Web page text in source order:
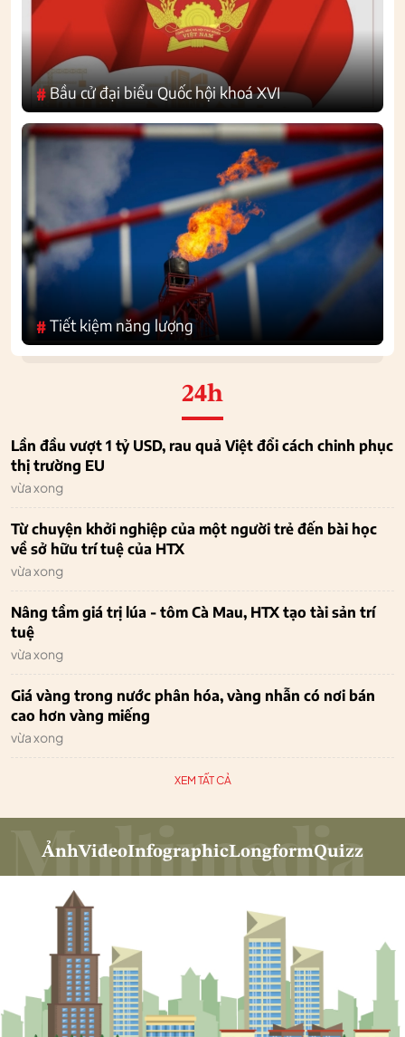
#Bầu cử đại biểu Quốc hội khoá XVI
#Tiết kiệm năng lượng
24h
Lần đầu vượt 1 tỷ USD, rau quả Việt đổi cách chinh phục
thị trường EU
vừa xong
Từ chuyện khởi nghiệp của một người trẻ đến bài học
về sở hữu trí tuệ của HTX
vừa xong
Nâng tầm giá trị lúa - tôm Cà Mau, HTX tạo tài sản trí
tuệ
vừa xong
Giá vàng trong nước phân hóa, vàng nhẫn có nơi bán
cao hơn vàng miếng
vừa xong
XEM TẤT CẢ
ẢnhVideoInfographicLongformQuizz